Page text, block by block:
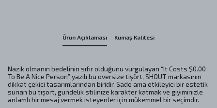
Ürün Açıklaması Kumaş Kalitesi
Nazik olmanın bedelinin sıfır olduğunu vurgulayan “It Costs $0.00
To Be A Nice Person” yazılı bu oversize tişört, SHOUT markasının
dikkat çekici tasarımlarından biridir. Sade ama etkileyici bir estetik
sunan bu tişört, gündelik stilinize karakter katmak ve giyiminizle
anlamlı bir mesaj vermek isteyenler için mükemmel bir seçimdir.